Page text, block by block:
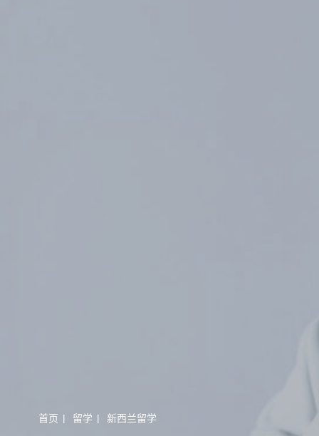
首页 | 留学 | 新西兰留学